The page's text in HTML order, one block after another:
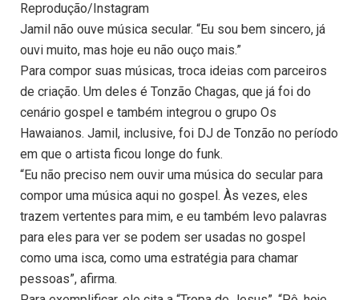
Reprodução/Instagram
Jamil não ouve música secular. “Eu sou bem sincero, já
ouvi muito, mas hoje eu não ouço mais.”
Para compor suas músicas, troca ideias com parceiros
de criação. Um deles é Tonzão Chagas, que já foi do
cenário gospel e também integrou o grupo Os
Hawaianos. Jamil, inclusive, foi DJ de Tonzão no período
em que o artista ficou longe do funk.
“Eu não preciso nem ouvir uma música do secular para
compor uma música aqui no gospel. Às vezes, eles
trazem vertentes para mim, e eu também levo palavras
para eles para ver se podem ser usadas no gospel
como uma isca, como uma estratégia para chamar
pessoas”, afirma.